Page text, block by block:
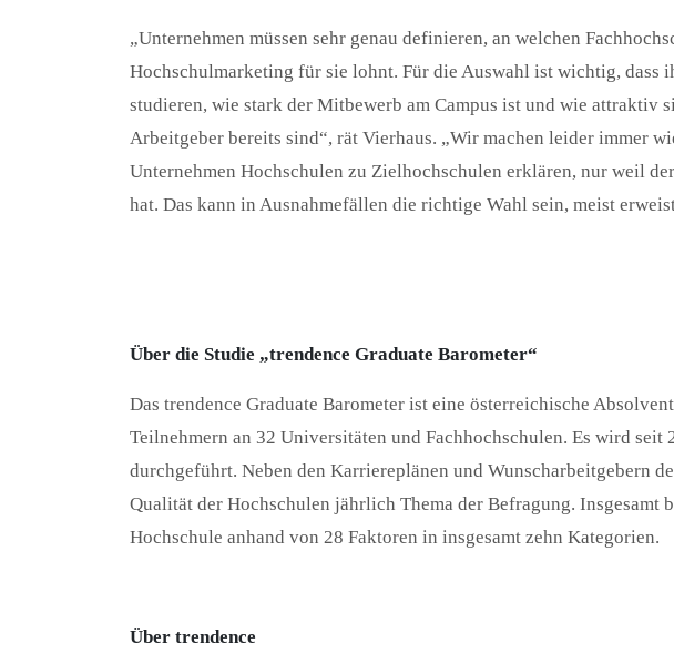
„Unternehmen müssen sehr genau definieren, an welchen
Hochschulmarketing für sie lohnt. Für die Auswahl ist wichtig, dass
studieren, wie stark der Mitbewerb am Campus ist und wie attraktiv
Arbeitgeber bereits sind“, rät Vierhaus. „Wir machen leider immer
Unternehmen Hochschulen zu Zielhochschulen erklären, nur weil
hat. Das kann in Ausnahmefällen die richtige Wahl sein, meist
Über die Studie „trendence Graduate Barometer“
Das trendence Graduate Barometer ist eine österreichische
Teilnehmern an 32 Universitäten und Fachhochschulen. Es wird
durchgeführt. Neben den Karriereplänen und Wunscharbeitgebern
Qualität der Hochschulen jährlich Thema der Befragung. Insgesamt
Hochschule anhand von 28 Faktoren in insgesamt zehn Kategorien.
Über trendence